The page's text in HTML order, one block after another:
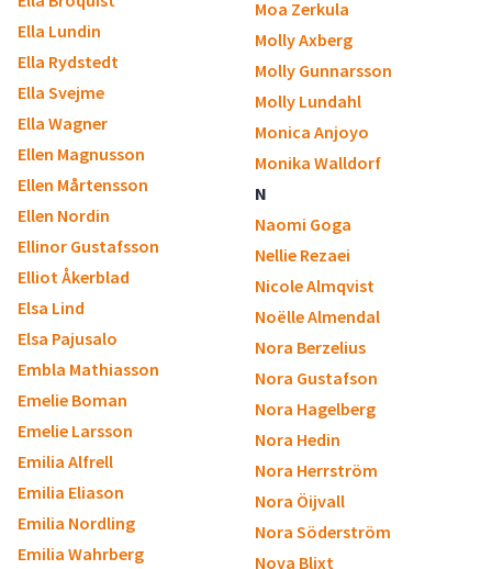
Ella Lundin
Ella Rydstedt
Ella Svejme
Ella Wagner
Ellen Magnusson
Ellen Mårtensson
Ellen Nordin
Ellinor Gustafsson
Elliot Åkerblad
Elsa Lind
Elsa Pajusalo
Embla Mathiasson
Emelie Boman
Emelie Larsson
Emilia Alfrell
Emilia Eliason
Emilia Nordling
Emilia Wahrberg
Moa Zerkula
Molly Axberg
Molly Gunnarsson
Molly Lundahl
Monica Anjoyo
Monika Walldorf
N
Naomi Goga
Nellie Rezaei
Nicole Almqvist
Noëlle Almendal
Nora Berzelius
Nora Gustafson
Nora Hagelberg
Nora Hedin
Nora Herrström
Nora Öijvall
Nora Söderström
Nova Blixt